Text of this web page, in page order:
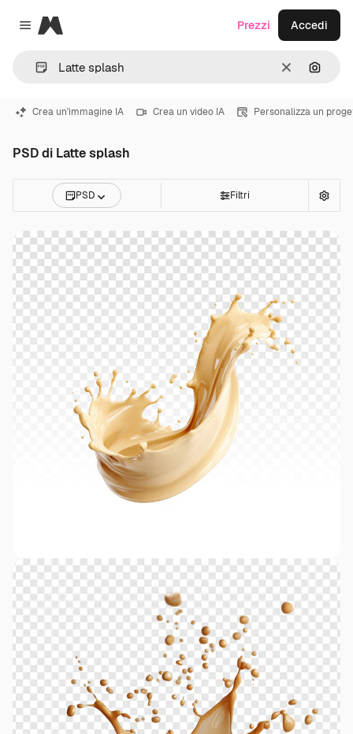
Close menu
Magnific
CancellaCerca
Prezzi Accedi
Crea un'immagine IA Crea un video IA Personalizza un
PSD di Latte splash
PSD Filtri